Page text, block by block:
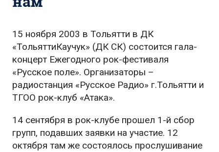
15 ноября 2003 в Тольятти в ДК
«ТольяттиКаучук» (ДК СК) состоится гала-
концерт Ежегодного рок-фестиваля
«Русское поле». Организаторы –
радиостанция «Русское Радио» г.Тольятти и
ТГОО рок-клуб «Атака».
14 сентября в рок-клубе прошел 1-й сбор
групп, подавших заявки на участие. 12
октября там же состоялось прослушивание